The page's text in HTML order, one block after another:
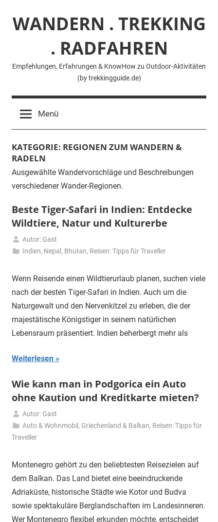
Inhalt
springenWANDERN . TREKKING
. RADFAHREN
Empfehlungen, Erfahrungen & KnowHow zu Outdoor-Aktivitäten
(by trekkingguide.de)
Menü
KATEGORIE: REGIONEN ZUM WANDERN &
RADELN
Ausgewählte Wandervorschläge und Beschreibungen
verschiedener Wander-Regionen.
Beste Tiger-Safari in Indien: Entdecke
Wildtiere, Natur und Kulturerbe
9.
2026
Autor: Gast
Indien, Nepal, Bhutan, Reisen: Tipps für Traveller
Wenn Reisende einen Wildtierurlaub planen, suchen viele
nach der besten Tiger-Safari in Indien. Auch um die
Naturgewalt und den Nervenkitzel zu erleben, die der
majestätische Königstiger in seinem natürlichen
Lebensraum präsentiert. Indien beherbergt mehr als
Weiterlesen
Wie kann man in Podgorica ein Auto
ohne Kaution und Kreditkarte mieten?
8.
Juni
Autor: Gast
Auto & Wohnmobil , Griechenland & Balkan, Reisen: Tipps für
Traveller
Montenegro gehört zu den beliebtesten Reisezielen auf
dem Balkan. Das Land bietet eine beeindruckende
Adriaküste, historische Städte wie Kotor und Budva
sowie spektakuläre Berglandschaften im Landesinneren.
Wer Montenegro flexibel erkunden möchte, entscheidet